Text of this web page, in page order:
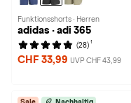
Funktionsshorts · Herren
adidas · adi 365
(28) 1
CHF 33,99 UVP CHF 43,99